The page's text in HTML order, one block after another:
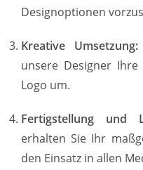
Designoptionen
Kreative Umsetzung:
unsere Designer
Logo um.
Fertigstellung und
erhalten Sie Ihr
den Einsatz in allen